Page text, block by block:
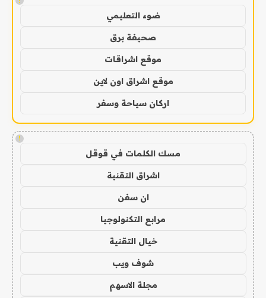
ضوء التعليمي
صحيفة برق
موقع اشراقات
موقع اشراق اون لاين
اركان سياحة وسفر
!
مسك الكلمات في قوقل
اشراق التقنية
ان سفن
مرابع التكنولوجيا
خيال التقنية
شوف ويب
مجلة الاسهم